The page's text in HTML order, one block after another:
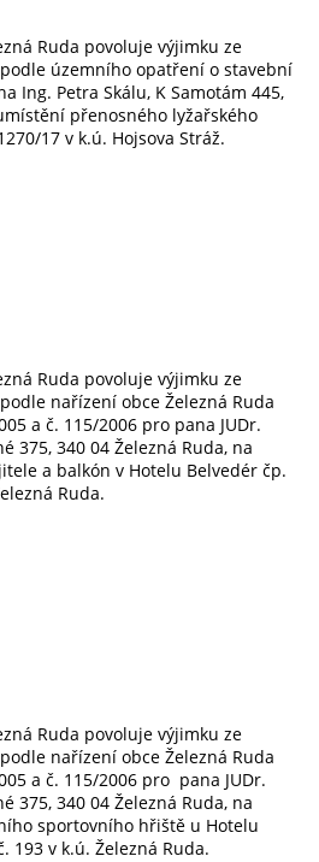
Ruda povoluje výjimku ze
územního opatření o stavební
Ing. Petra Skálu, K Samotám 445,
přenosného lyžařského
17 v k.ú. Hojsova Stráž.
Ruda povoluje výjimku ze
nařízení obce Železná Ruda
a č. 115/2006 pro pana JUDr.
375, 340 04 Železná Ruda, na
a balkón v Hotelu Belvedér čp.
Ruda.
Ruda povoluje výjimku ze
nařízení obce Železná Ruda
a č. 115/2006 pro pana JUDr.
375, 340 04 Železná Ruda, na
sportovního hřiště u Hotelu
193 v k.ú. Železná Ruda.